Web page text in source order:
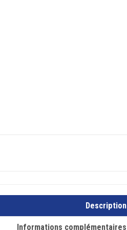
Description
Informations complémentaires